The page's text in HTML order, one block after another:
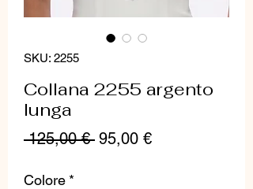
SKU: 2255
Collana 2255 argento
lunga
125,00 € Prezzo
95,00 €Prezzo
Colore *